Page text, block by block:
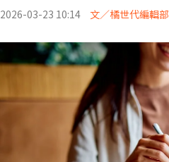
2026-03-23 10:14 文／橘世代編輯部